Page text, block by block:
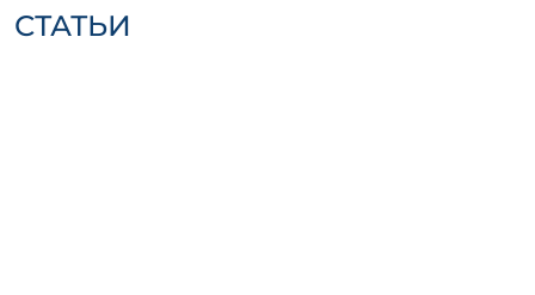
Транспортировка должна
осуществляться с соблюдением норм
СТАТЬИ